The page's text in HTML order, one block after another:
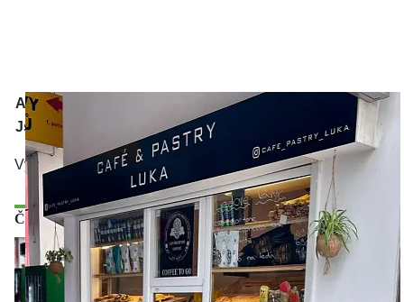
Adresa
Jsme na sociálních sítích:
Výběrová káva & čerstvé pečivo přímo u metro Luka.
Články